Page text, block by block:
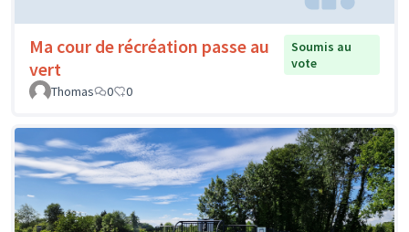
Ma cour de récréation passe au
vert
Soumis au
vote
Thomas
0 0